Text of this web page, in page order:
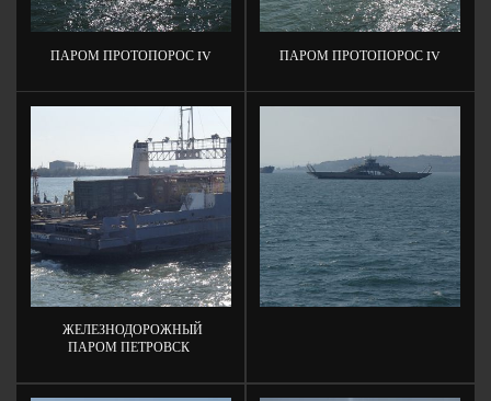
ПАРОМ ПРОТОПОРОС IV ПАРОМ ПРОТОПОРОС IV
ЖЕЛЕЗНОДОРОЖНЫЙ
ПАРОМ ПЕТРОВСК